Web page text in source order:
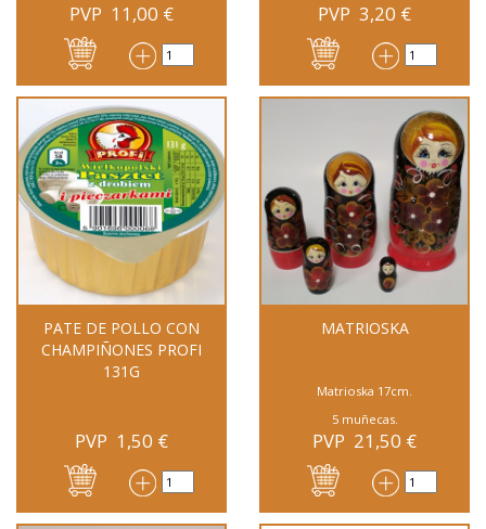
PVP 11,00 € PVP 3,20 €
PATE DE POLLO CON
CHAMPIÑONES PROFI
131G
PVP 1,50 €
MATRIOSKA
Matrioska 17cm.
5 muñecas.
PVP 21,50 €